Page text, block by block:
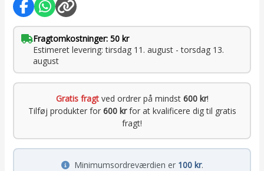
Fragtomkostninger: 50 kr
Estimeret levering: tirsdag 11. august - torsdag 13.
august
Gratis fragtved ordrer på mindst 600 kr!
Tilføj produkter for 600 krfor at kvalificere dig til gratis
fragt!
Minimumsordreværdien er 100 kr.